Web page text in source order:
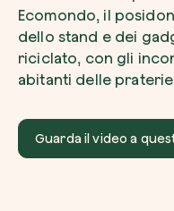
Ecomondo, il
dello stand e dei
riciclato, con gli
abitanti delle
Guarda il video a